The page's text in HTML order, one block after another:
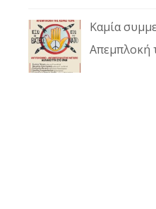
Καμία
Απεμπλοκή